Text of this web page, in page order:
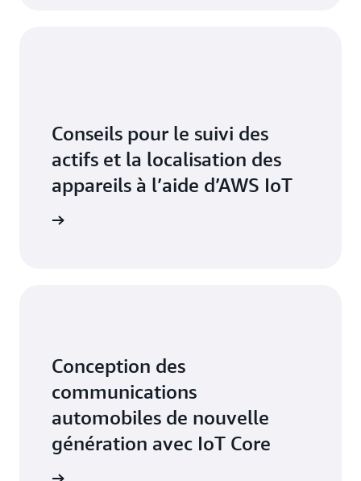
Conseils pour le suivi des
actifs et la localisation des
appareils à l’aide d’AWS IoT
Conception des
communications
automobiles de nouvelle
génération avec IoT Core